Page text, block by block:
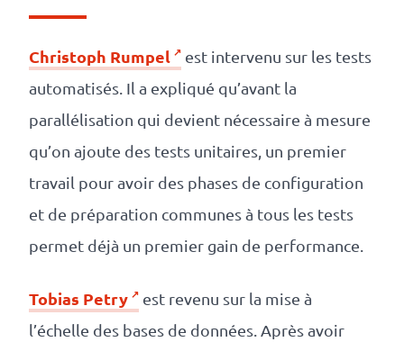
Christoph Rumpel
est intervenu sur les tests
automatisés. Il a expliqué qu’avant la
parallélisation qui devient nécessaire à mesure
qu’on ajoute des tests unitaires, un premier
travail pour avoir des phases de configuration
et de préparation communes à tous les tests
permet déjà un premier gain de performance.
Tobias Petry
est revenu sur la mise à
l’échelle des bases de données. Après avoir